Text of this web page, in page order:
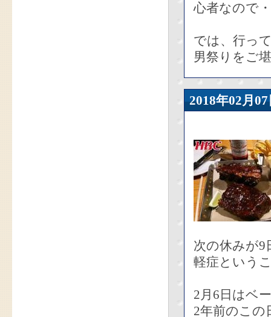
心者なので
では、行っ
男祭りをご
2018年02
次の休みが9
軽症という
2月6日はベ
2年前のこの